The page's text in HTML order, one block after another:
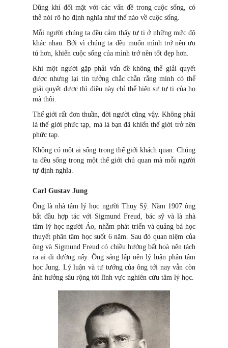
Dũng khí đối mặt với các vấn đề trong cuộc sống, có
thể nói rõ họ định nghĩa như thế nào về cuộc sống.
Mỗi người chúng ta đều cảm thấy tự ti ở những mức độ
khác nhau. Bởi vì chúng ta đều muốn mình trở nên ưu
tú hơn, khiến cuộc sống của mình trở nên tốt đẹp hơn.
Khi một người gặp phải vấn đề không thể giải quyết
được nhưng lại tin tưởng chắc chắn rằng mình có thể
giải quyết được thì điều này chỉ thể hiện sự tự ti của họ
mà thôi.
Thế giới rất đơn thuần, đời người cũng vậy. Không phải
là thế giới phức tạp, mà là bạn đã khiến thế giới trở nên
phức tạp.
Không có một ai sống trong thế giới khách quan. Chúng
ta đều sống trong một thế giới chủ quan mà mỗi người
tự định nghĩa.
Carl Gustav Jung
Ông là nhà tâm lý học người Thuỵ Sỹ. Năm 1907 ông
bắt đầu hợp tác với Sigmund Freud, bác sỹ và là nhà
tâm lý học người Áo, nhằm phát triển và quảng bá học
thuyết phân tâm học suốt 6 năm. Sau đó quan niệm của
ông và Sigmund Freud có chiều hướng bất hoà nên tách
ra ai đi đường nấy. Ông sáng lập nên lý luận phân tâm
học Jung. Lý luận và tư tưởng của ông tới nay vẫn còn
ảnh hưởng sâu rộng tới lĩnh vực nghiên cứu tâm lý học.